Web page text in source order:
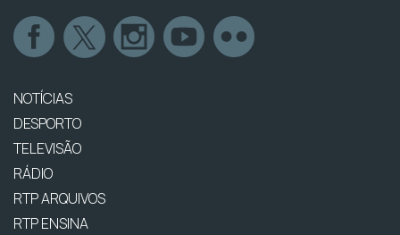
NOTÍCIAS
DESPORTO
TELEVISÃO
RÁDIO
RTP ARQUIVOS
RTP ENSINA